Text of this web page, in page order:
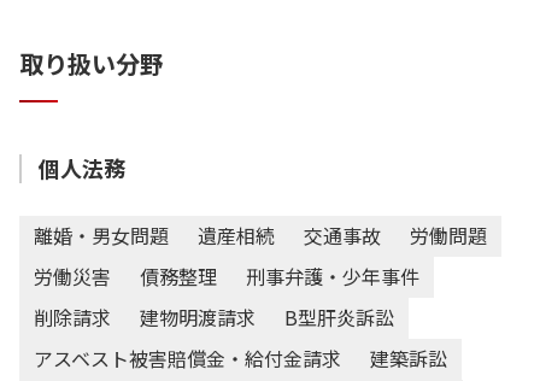
取り扱い分野
個人法務
離婚・男女問題 遺産相続 交通事故
労働問題
労働災害
債務整理
刑事弁護・少年事件
削除請求
建物明渡請求
B型肝炎訴訟
アスベスト被害賠償金・給付金請求
建築訴訟